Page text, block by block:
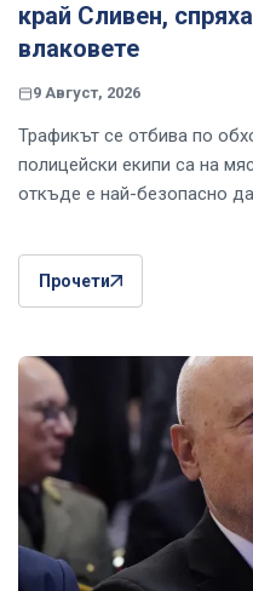
край Сливен,
влаковете
9 Август, 2026
Трафикът се отбива по
полицейски екипи са на
откъде е най-безопасно
Прочети